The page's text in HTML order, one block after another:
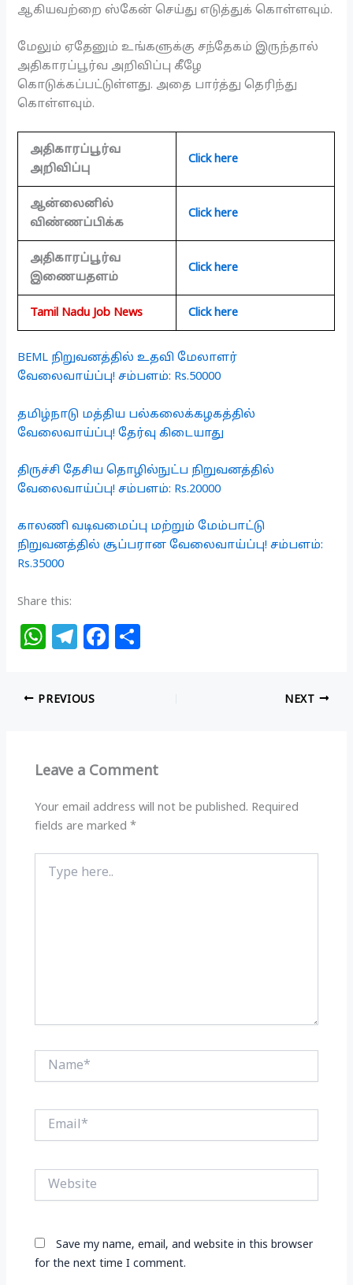
ஆகியவற்றை ஸ்கேன் செய்து எடுத்துக் கொள்ளவும்.
மேலும் ஏதேனும் உங்களுக்கு சந்தேகம் இருந்தால்
அதிகாரப்பூர்வ அறிவிப்பு கீழே
கொடுக்கப்பட்டுள்ளது. அதை பார்த்து தெரிந்து
கொள்ளவும்.
அதிகாரப்பூர்வ
அறிவிப்பு
Click here
ஆன்லைனில்
விண்ணப்பிக்க
Click here
அதிகாரப்பூர்வ
இணையதளம்
Click here
Tamil Nadu Job News Click here
BEML நிறுவனத்தில் உதவி மேலாளர்
வேலைவாய்ப்பு! சம்பளம்: Rs.50000
தமிழ்நாடு மத்திய பல்கலைக்கழகத்தில்
வேலைவாய்ப்பு! தேர்வு கிடையாது
திருச்சி தேசிய தொழில்நுட்ப நிறுவனத்தில்
வேலைவாய்ப்பு! சம்பளம்: Rs.20000
காலணி வடிவமைப்பு மற்றும் மேம்பாட்டு
நிறுவனத்தில் சூப்பரான வேலைவாய்ப்பு! சம்பளம்:
Rs.35000
Share this:
W
at
s
p
T
e
g
m
F
o
k
PREVIOUS NEXT
Leave a Comment
Your email address will not be published. Required
fields are marked*
here..
Name*
Email*
Website
Save my name, email, and website in this browser
for the next time I comment.